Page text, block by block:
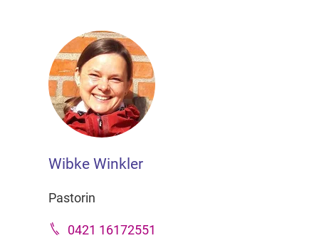
Wibke Winkler
Pastorin
0421 16172551